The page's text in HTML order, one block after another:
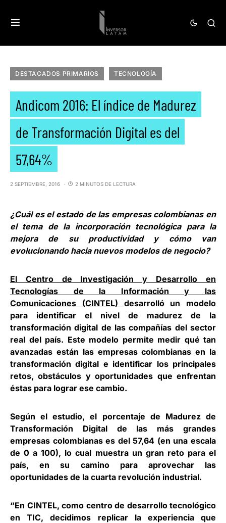
DESTACADOS PRIMARIOS TECNOLOGÍA
Andicom 2016: El índice de Madurez
de Transformación Digital es del
57,64%
2 SEPTIEMBRE, 2016 2 MINUTOS DE LECTURA
¿Cuál es el estado de las empresas colombianas en
el tema de la incorporación tecnológica para la
mejora de su productividad y cómo van
evolucionando hacia nuevos modelos de negocio?
El Centro de Investigación y Desarrollo en
Tecnologías de la Información y las
Comunicaciones (CINTEL)
desarrolló un modelo
para identificar el nivel de madurez de la
transformación digital de las compañías del sector
real del país. Este modelo permite medir qué tan
avanzadas están las empresas colombianas en la
transformación digital e identificar los principales
retos, obstáculos y oportunidades que enfrentan
éstas para lograr ese cambio.
Según el estudio, el porcentaje de Madurez de
Transformación Digital de las más grandes
empresas colombianas es del 57,64 (en una escala
de 0 a 100), lo cual muestra un gran reto para el
país, en su camino para aprovechar las
oportunidades de la cuarta revolución industrial.
“En CINTEL, como centro de desarrollo tecnológico
en TIC, decidimos replicar la experiencia que